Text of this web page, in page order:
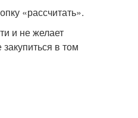
«рассчитать».
и не желает
в том